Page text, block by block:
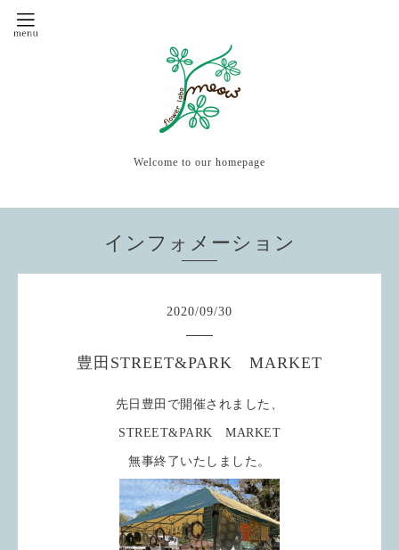
Welcome to our homepage
インフォメーション
2020/09/30
豊田STREET&PARK MARKET
先日豊田で開催されました、
STREET&PARK MARKET
無事終了いたしました。